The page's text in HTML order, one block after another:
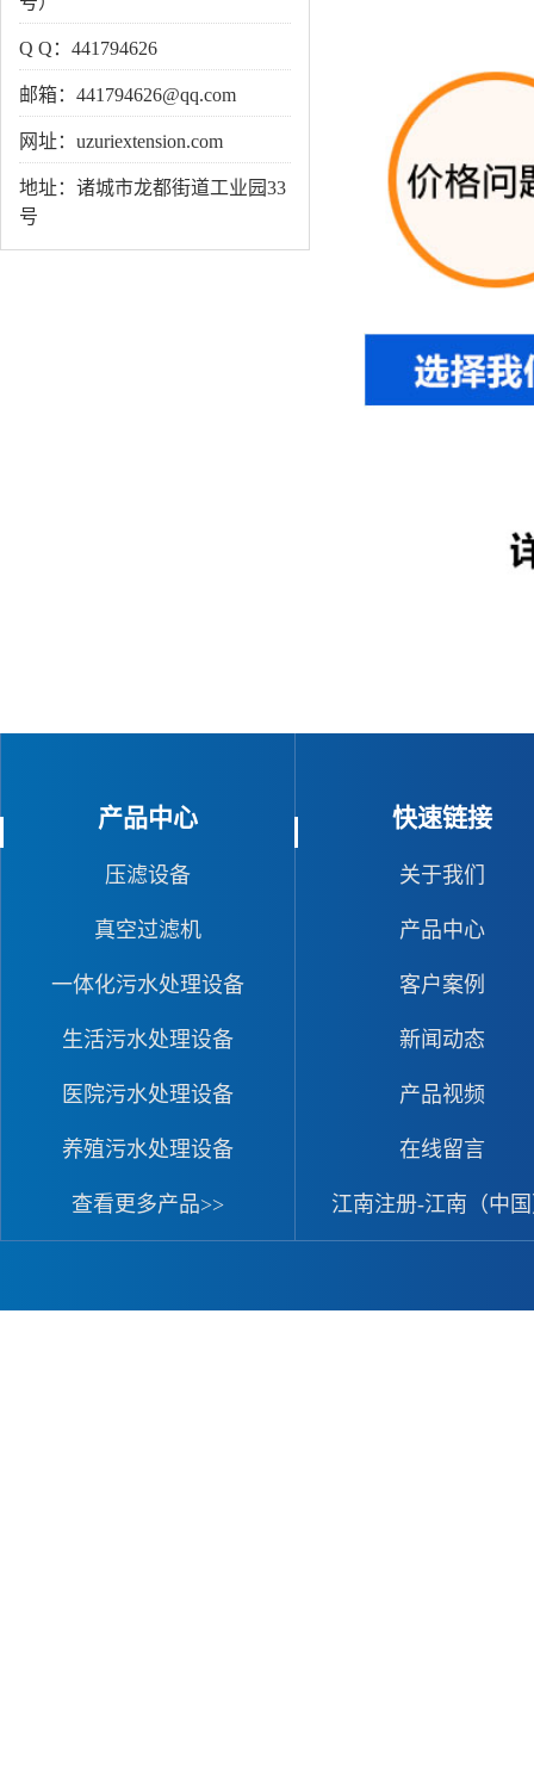
Q Q：441794626
邮箱：441794626@qq.com
网址：uzuriextension.com
地址：诸城市龙都街道工业园33
号
产品中心
压滤设备
真空过滤机
一体化污水处理设备
生活污水处理设备
医院污水处理设备
养殖污水处理设备
查看更多产品>>
快速链接
关于我们
产品中心
客户案例
新闻动态
产品视频
在线留言
江南注册-江南（中